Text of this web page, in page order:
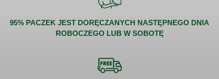
95% PACZEK JEST DORĘCZANYCH NASTĘPNEGO DNIA
ROBOCZEGO LUB W SOBOTĘ